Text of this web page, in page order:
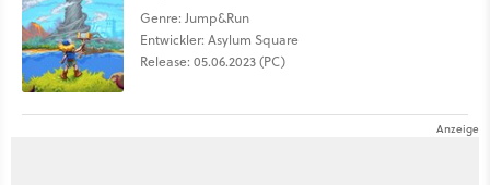
Genre: Jump&Run
Entwickler: Asylum Square
Release: 05.06.2023 (PC)